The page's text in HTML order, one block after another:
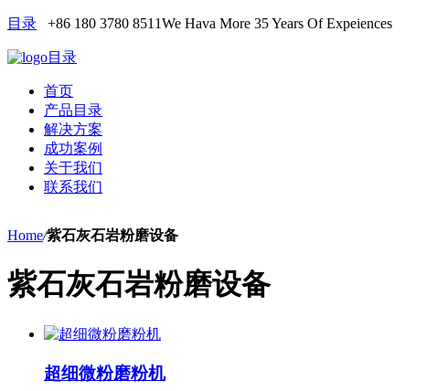
目录 +86 180 3780 8511We Hava More 35 Years Of Expeiences
目录
首页
产品目录
解决方案
成功案例
关于我们
联系我们
Home/紫石灰石岩粉磨设备
紫石灰石岩粉磨设备
超细微粉磨粉机